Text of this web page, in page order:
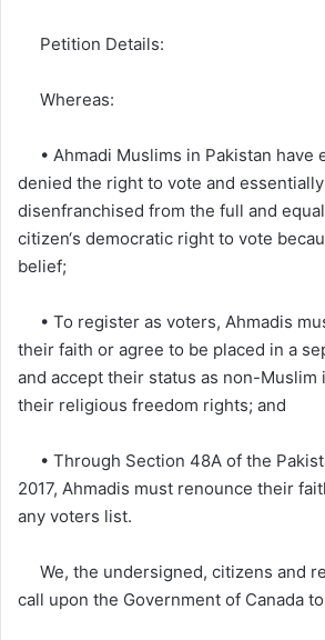
Petition Details:
Whereas:
• Ahmadi Muslims in Pakistan have
denied the right to vote and
disenfranchised from the full and
citizen‘s democratic right to vote
belief;
• To register as voters, Ahmadis
their faith or agree to be placed in a
and accept their status as non-
their religious freedom rights; and
• Through Section 48A of the
2017, Ahmadis must renounce their
any voters list.
We, the undersigned, citizens and
call upon the Government of Canada